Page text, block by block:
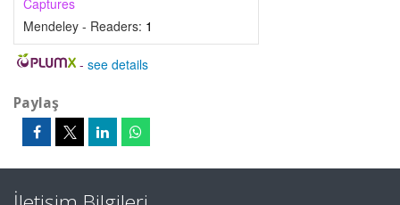
Captures
Mendeley - Readers: 1
- see details
Paylaş